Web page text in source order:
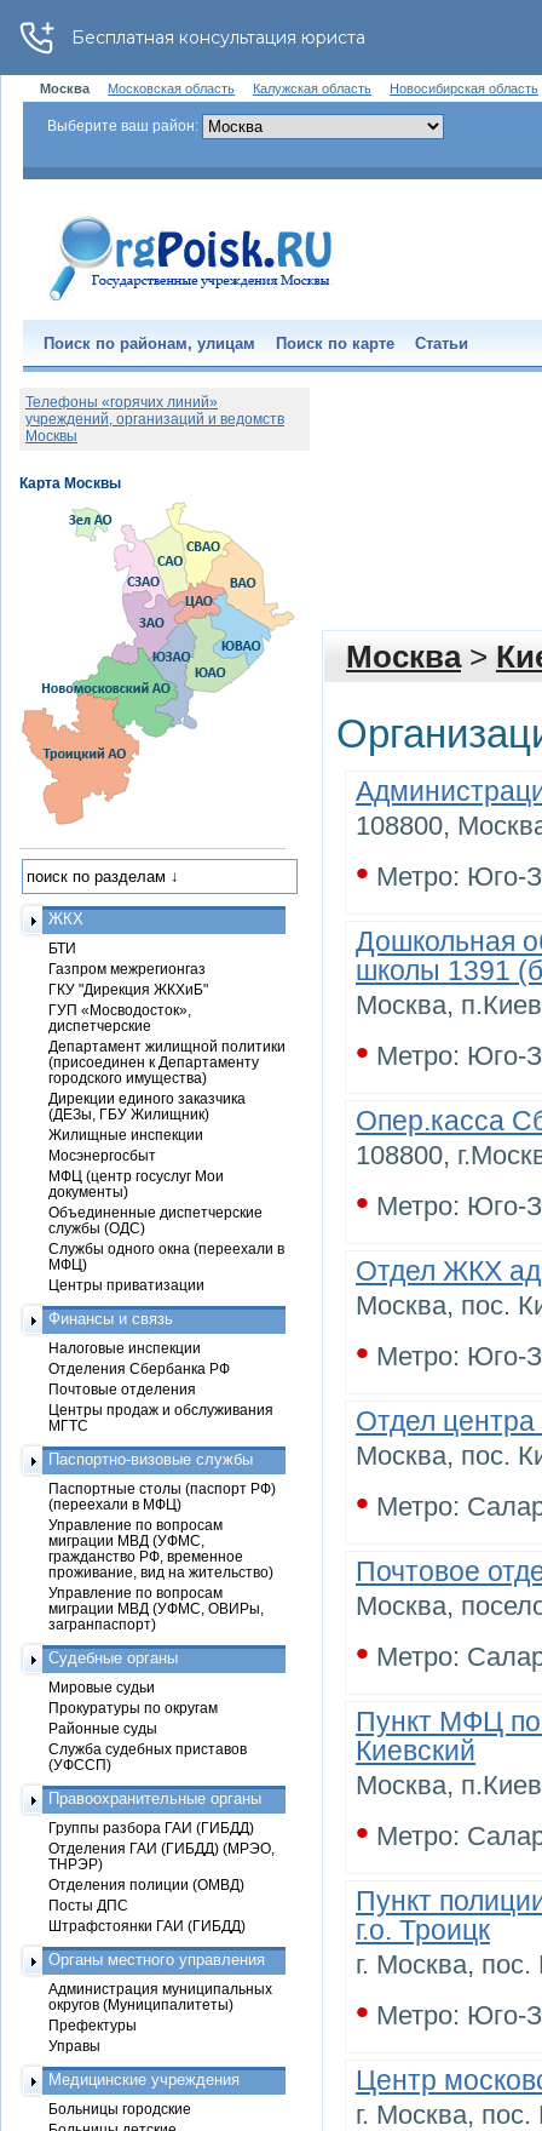
Москва Московская область Калужская область Новосибирская область
Выберите ваш район:
Поиск по районам, улицам Поиск по карте Статьи
Москва>
108800,
• Метро: Юго-
Дошкольная
школы 1391
Москва,
• Метро: Юго-
Опер.касса
108800,
• Метро: Юго-
Отдел ЖКХ
Москва, пос.
• Метро: Юго-
Отдел
Москва, пос.
• Метро:
Почтовое
Москва,
• Метро:
Пункт МФЦ по
Киевский
Москва,
• Метро:
Пункт
г.о. Троицк
г. Москва,
• Метро: Юго-
Центр
г. Москва,
Телефоны «горячих линий»
учреждений, организаций и ведомств
Москвы
ЖКХ
БТИ
Газпром межрегионгаз
ГКУ "Дирекция ЖКХиБ"
ГУП «Мосводосток»,
диспетчерские
Департамент жилищной политики
(присоединен к Департаменту
городского имущества)
Дирекции единого заказчика
(ДЕЗы, ГБУ Жилищник)
Жилищные инспекции
Мосэнергосбыт
МФЦ (центр госуслуг Мои
документы)
Объединенные диспетчерские
службы (ОДС)
Службы одного окна (переехали в
МФЦ)
Центры приватизации
Финансы и связь
Налоговые инспекции
Отделения Сбербанка РФ
Почтовые отделения
Центры продаж и обслуживания
МГТС
Паспортно-визовые службы
Паспортные столы (паспорт РФ)
(переехали в МФЦ)
Управление по вопросам
миграции МВД (УФМС,
гражданство РФ, временное
проживание, вид на жительство)
Управление по вопросам
миграции МВД (УФМС, ОВИРы,
загранпаспорт)
Судебные органы
Мировые судьи
Прокуратуры по округам
Районные суды
Служба судебных приставов
(УФССП)
Правоохранительные органы
Группы разбора ГАИ (ГИБДД)
Отделения ГАИ (ГИБДД) (МРЭО,
ТНРЭР)
Отделения полиции (ОМВД)
Посты ДПС
Штрафстоянки ГАИ (ГИБДД)
Органы местного управления
Администрация муниципальных
округов (Муниципалитеты)
Префектуры
Управы
Медицинские учреждения
Больницы городские